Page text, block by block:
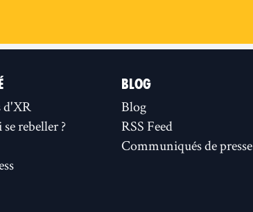
d'XR
rebeller ?
BLOG
Blog
RSS Feed
Communiqués de presse